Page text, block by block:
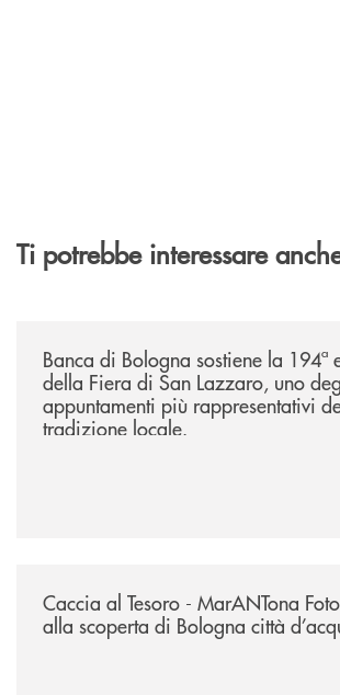
Ti potrebbe interessare
Banca di Bologna sostiene la 194ª
della Fiera di San Lazzaro, uno
appuntamenti più rappresentativi
tradizione locale.
Caccia al Tesoro - MarANTona
alla scoperta di Bologna città